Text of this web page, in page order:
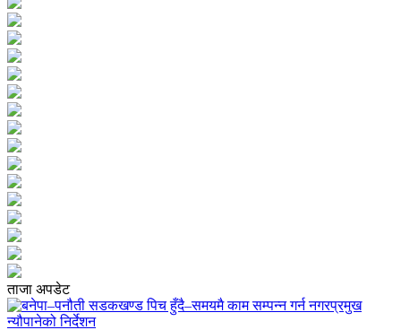
ताजा अपडेट